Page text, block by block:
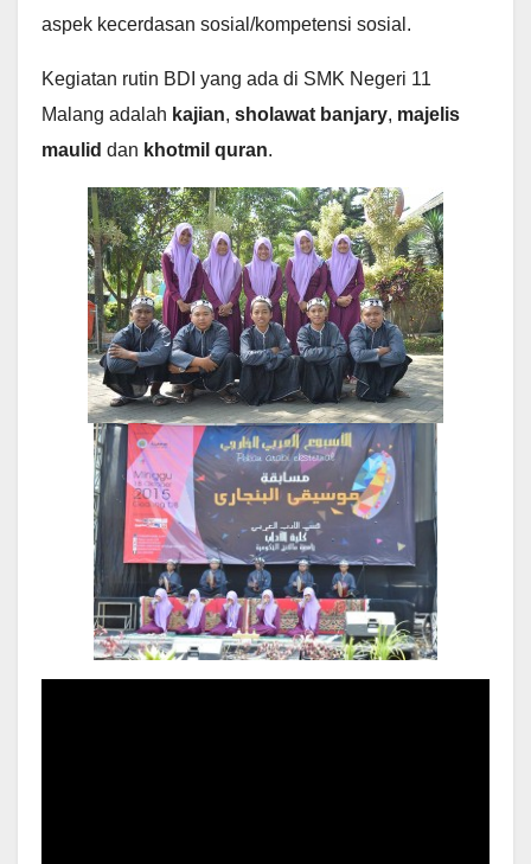
aspek kecerdasan sosial/kompetensi sosial.
Kegiatan rutin BDI yang ada di SMK Negeri 11
Malang adalah kajian, sholawat banjary, majelis
maulid dan khotmil quran.